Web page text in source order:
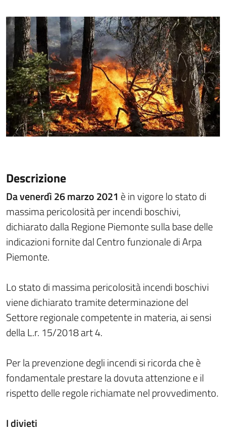
Descrizione
Da venerdì 26 marzo 2021 è in vigore lo stato di
massima pericolosità per incendi boschivi,
dichiarato dalla Regione Piemonte sulla base delle
indicazioni fornite dal Centro funzionale di Arpa
Piemonte.
Lo stato di massima pericolosità incendi boschivi
viene dichiarato tramite determinazione del
Settore regionale competente in materia, ai sensi
della L.r. 15/2018 art 4.
Per la prevenzione degli incendi si ricorda che è
fondamentale prestare la dovuta attenzione e il
rispetto delle regole richiamate nel provvedimento.
I divieti